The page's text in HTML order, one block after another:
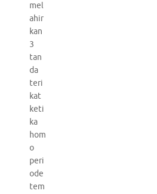
mel
ahir
kan
3
tan
da
teri
kat
keti
ka
hom
o
peri
ode
tem